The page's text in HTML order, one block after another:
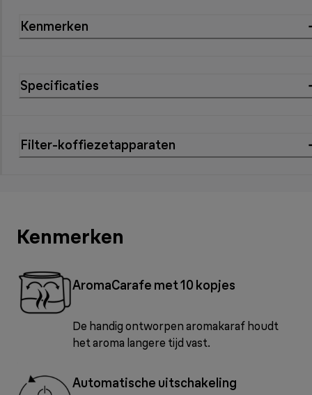
Kenmerken
Specificaties
Filter-koffiezetapparaten
Kenmerken
AromaCarafe met 10 kopjes
De handig ontworpen aromakaraf houdt
het aroma langere tijd vast.
Automatische uitschakeling